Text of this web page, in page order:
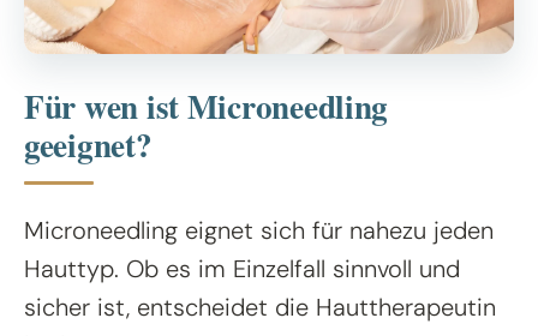
Für wen ist Microneedling
geeignet?
Microneedling eignet sich für nahezu jeden
Hauttyp. Ob es im Einzelfall sinnvoll und
sicher ist, entscheidet die Hauttherapeutin